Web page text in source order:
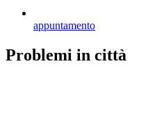
appuntamento
Problemi in città